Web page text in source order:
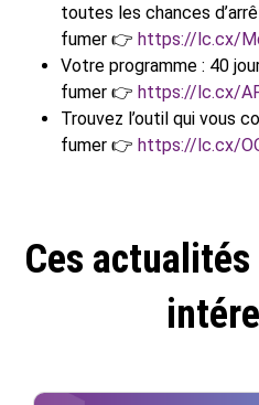
toutes les chances
fumer 👉 https://lc.cx/
Votre programme : 40
fumer 👉 https://lc.cx/
Trouvez l’outil qui vous
fumer 👉 https://lc.cx/
Ces